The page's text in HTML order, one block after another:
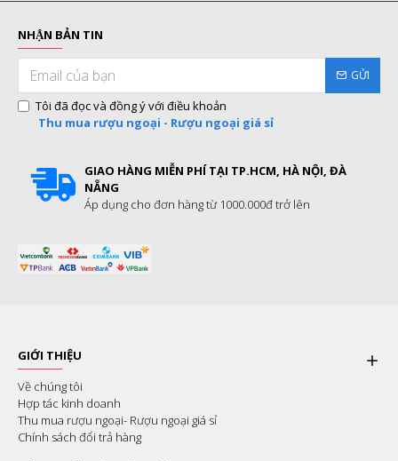
NHẬN BẢN TIN
GỬI
Tôi đã đọc và đồng ý với điều khoản
Thu mua rượu ngoại - Rượu ngoại giá sỉ
GIAO HÀNG MIỄN PHÍ TẠI TP.HCM, HÀ NỘI, ĐÀ
NẴNG
Áp dụng cho đơn hàng từ 1000.000đ trở lên
GIỚI THIỆU
Về chúng tôi
Hợp tác kinh doanh
Thu mua rượu ngoại- Rượu ngoại giá sỉ
Chính sách đổi trả hàng